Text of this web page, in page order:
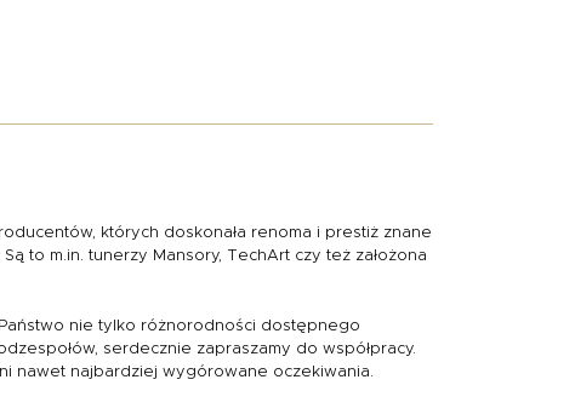
których doskonała renoma i prestiż znane
to m.in. tunerzy Mansory, TechArt czy też założona
nie tylko różnorodności dostępnego
serdecznie zapraszamy do współpracy.
nawet najbardziej wygórowane oczekiwania.